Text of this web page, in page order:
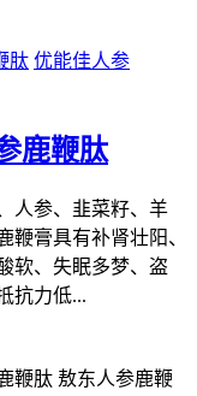
优能佳人参
鹿鞭肽
人参、韭菜籽、羊
鞭膏具有补肾壮阳、
软、失眠多梦、盗
抗力低...
鞭肽 敖东人参鹿鞭